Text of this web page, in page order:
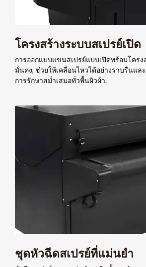
โครงสร้างระบบสเปรย์เปิด
การออกแบบแขนสเปรย์แบบเปิดพร้อมโครง
มั่นคง, ช่วยให้เคลื่อนไหวได้อย่างราบรื่นแล
การรักษาสม่ำเสมอทั่วพื้นผิวผ้า.
ชุดหัวฉีดสเปรย์ที่แม่นยำ